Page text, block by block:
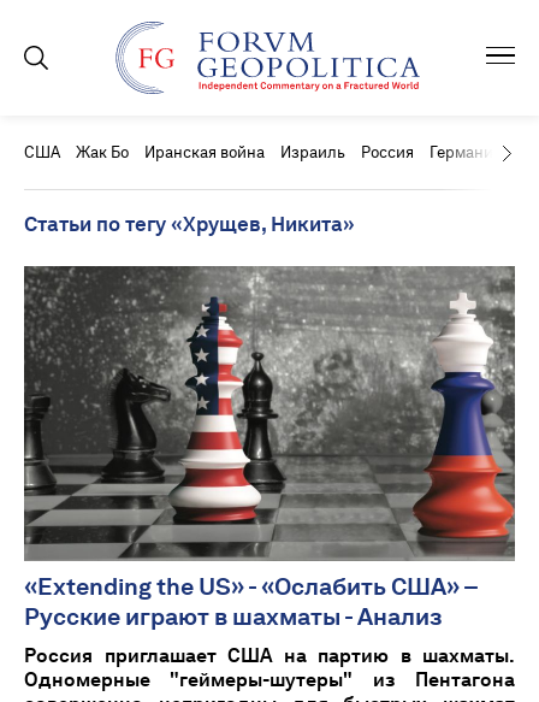
США Жак Бо Иранская война Израиль Россия Германия
Статьи по тегу «Хрущев, Никита»
«Extending the US» - «Ослабить США» –
Русские играют в шахматы - Анализ
Россия приглашает США на партию в шахматы.
Одномерные "геймеры-шутеры" из Пентагона